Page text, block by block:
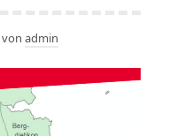
von admin